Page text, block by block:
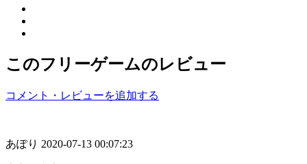
このフリーゲームのレビュー
コメント・レビューを追加する
あぽり 2020-07-13 00:07:23